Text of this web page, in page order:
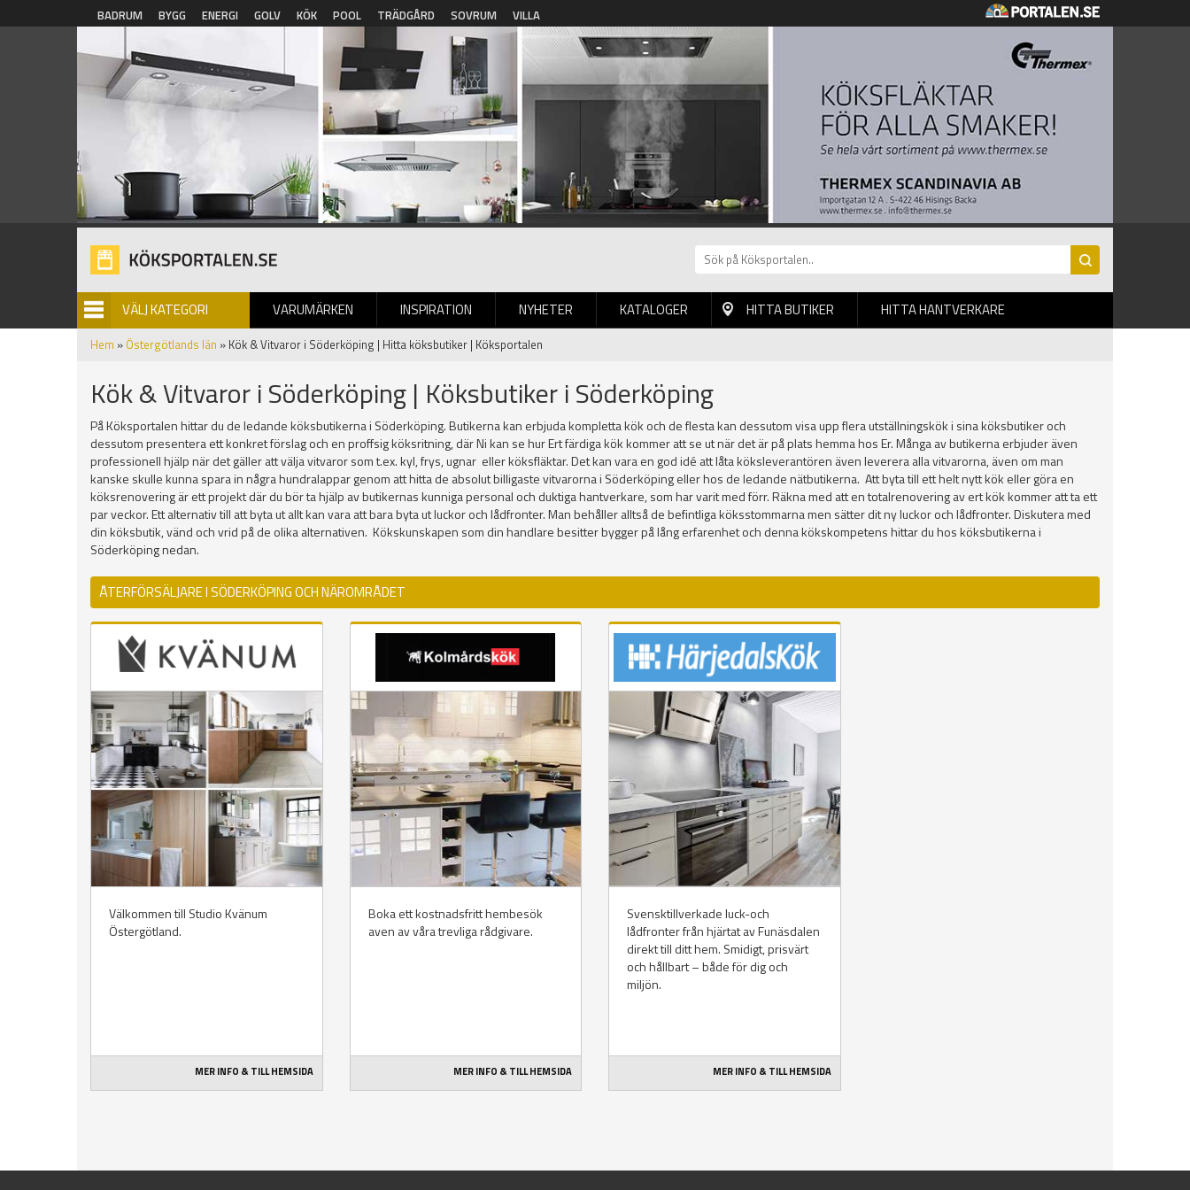
Hoppa till huvudinnehåll
BADRUM BYGG ENERGI GOLV KÖK POOL TRÄDGÅRD SOVRUM VILLA
VÄLJ KATEGORI VARUMÄRKEN INSPIRATION NYHETER
BILDGALLERI KATALOGER HITTA BUTIKER HITTA HANTVERKARE
Hem » Östergötlands län » Kök & Vitvaror i Söderköping | Hitta köksbutiker | Köksportalen
Kök & Vitvaror i Söderköping | Köksbutiker i Söderköping
På Köksportalen hittar du de ledande köksbutikerna i Söderköping. Butikerna kan erbjuda kompletta kök och de flesta kan dessutom visa upp flera utställningskök i sina köksbutiker och
dessutom presentera ett konkret förslag och en proffsig köksritning, där Ni kan se hur Ert färdiga kök kommer att se ut när det är på plats hemma hos Er. Många av butikerna erbjuder även
professionell hjälp när det gäller att välja vitvaror som t.ex. kyl, frys, ugnar eller köksfläktar. Det kan vara en god idé att låta köksleverantören även leverera alla vitvarorna, även om man
kanske skulle kunna spara in några hundralappar genom att hitta de absolut billigaste vitvarorna i Söderköping eller hos de ledande nätbutikerna. Att byta till ett helt nytt kök eller göra en
köksrenovering är ett projekt där du bör ta hjälp av butikernas kunniga personal och duktiga hantverkare, som har varit med förr. Räkna med att en totalrenovering av ert kök kommer att ta ett
par veckor. Ett alternativ till att byta ut allt kan vara att bara byta ut luckor och lådfronter. Man behåller alltså de befintliga köksstommarna men sätter dit ny luckor och lådfronter. Diskutera med
din köksbutik, vänd och vrid på de olika alternativen. Kökskunskapen som din handlare besitter bygger på lång erfarenhet och denna kökskompetens hittar du hos köksbutikerna i
Söderköping nedan.
ÅTERFÖRSÄLJARE I SÖDERKÖPING OCH NÄROMRÅDET
Välkommen till Studio Kvänum
Östergötland.
MER INFO & TILL HEMSIDA
Boka ett kostnadsfritt hembesök
aven av våra trevliga rådgivare.
MER INFO & TILL HEMSIDA
Svensktillverkade luck-och
lådfronter från hjärtat av Funäsdalen
direkt till ditt hem. Smidigt, prisvärt
och hållbart – både för dig och
miljön.
MER INFO & TILL HEMSIDA